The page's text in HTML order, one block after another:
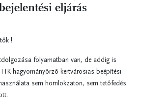
eljárás
!
folyamatban van, de addig is
hagyományőrző kertvárosias beépítési
sem homlokzaton, sem tetőfedés